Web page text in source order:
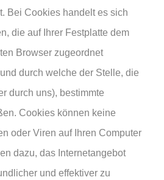
Bei Cookies handelt es sich
die auf Ihrer Festplatte dem
Browser zugeordnet
durch welche der Stelle, die
durch uns), bestimmte
Cookies können keine
oder Viren auf Ihren Computer
dazu, das Internetangebot
und effektiver zu